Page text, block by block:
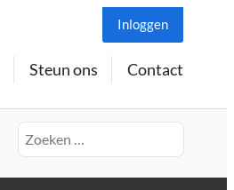
Inloggen
Steun ons Contact
Zoeken
naar: